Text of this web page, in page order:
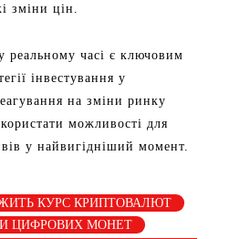
зміни цін.
реальному часі є ключовим
інвестування у
на зміни ринку
можливості для
у найвигідніший момент.
КУРС КРИПТОВАЛЮТ
ЦИФРОВИХ МОНЕТ